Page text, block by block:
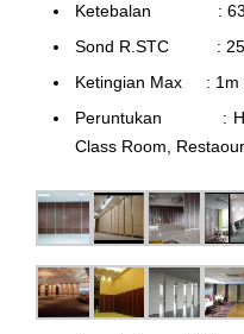
Ketebalan :
Sond R.STC : 25
Ketingian Max : 1m
Peruntukan :
Class Room,